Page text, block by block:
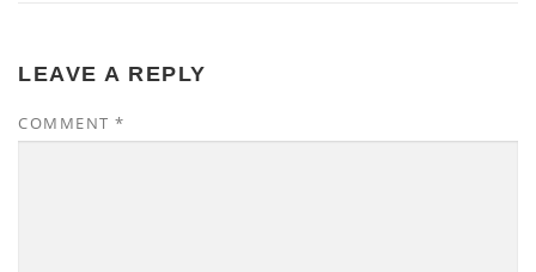
LEAVE A REPLY
COMMENT *